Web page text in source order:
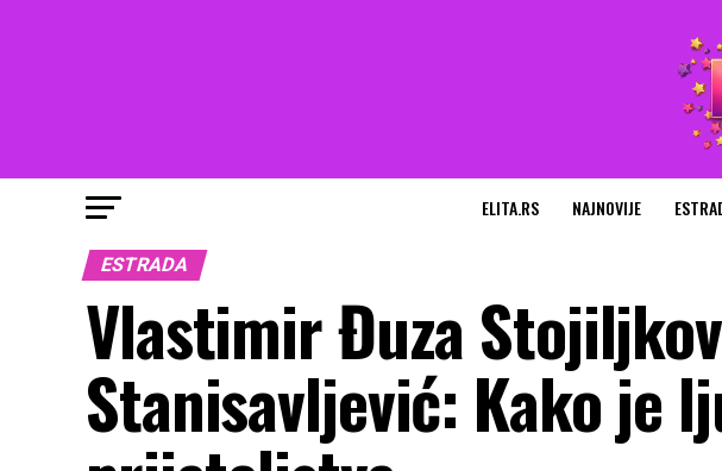
ELITA.RS NAJNOVIJE
ESTRADA
Vlastimir Đuza
Stanisavljević: Kako je